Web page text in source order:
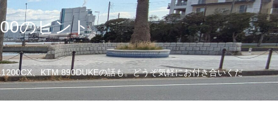
のヒント
、KTM 890DUKEの話も。どうぞ気軽にお付き合いくだ